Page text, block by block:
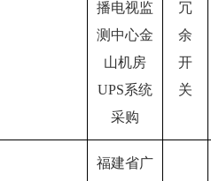
播电视监
测中心金
山机房
UPS系统
采购
冗
余
开
关
福建省广